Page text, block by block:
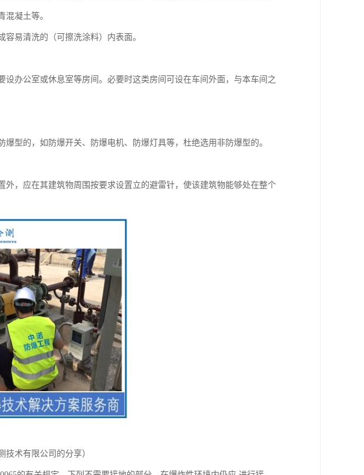
混凝土等。
易清洗的（可擦洗涂料）内表面。
办公室或休息室等房间。必要时这类房间可设在车间外面，与本车间之
型的，如防爆开关、防爆电机、防爆灯具等，杜绝选用非防爆型的。
，应在其建筑物周围按要求设置立的避雷针，使该建筑物能够处在整个
术有限公司的分享）